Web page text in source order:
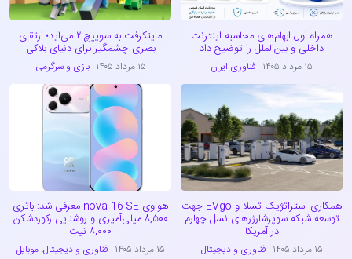
همراه اول ابهام‌های محاسبه اینترنت
داخلی و بین‌الملل را توضیح داد
۱۵ مرداد ۱۴۰۵ فناوری ایران
ماینکرفت به سوییچ ۲ می‌آید؛ ارتقای
بصری چشمگیر برای دنیای بلاکی
۱۵ مرداد ۱۴۰۵ بازی و سرگرمی
همکاری استراتژیک تسلا و EVgo جهت
توسعه شبکه سوپرشارژرهای نسل چهارم
در آمریکا
۱۵ مرداد ۱۴۰۵ فناوری و دیجیتال
هواوی nova 16 SE معرفی شد: باتری
۸,۵۰۰ میلی‌آمپری و روشنایی رکوردشکن
۸,۰۰۰ نیت
۱۵ مرداد ۱۴۰۵ فناوری و دیجیتال،موبایل